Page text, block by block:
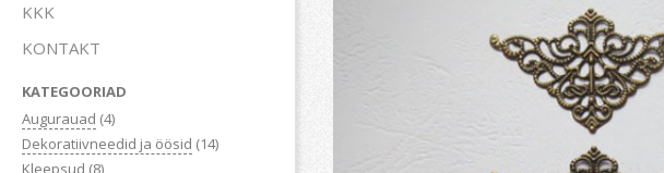
KKK
KONTAKT
KATEGOORIAD
Augurauad (4)
Dekoratiivneedid ja öösid (14)
Kleepsud (8)